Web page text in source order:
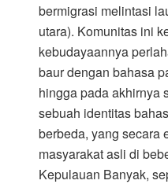
bermigrasi melintasi
utara). Komunitas ini
kebudayaannya
baur dengan bahasa
hingga pada akhirnya
sebuah identitas
berbeda, yang secara
masyarakat asli di
Kepulauan Banyak,